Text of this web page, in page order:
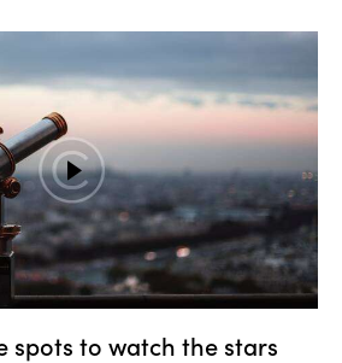
to watch the stars